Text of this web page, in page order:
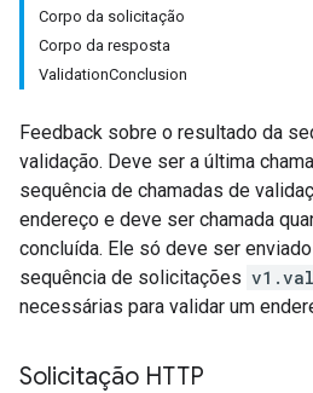
Corpo da solicitação
Corpo da resposta
ValidationConclusion
Feedback sobre o resultado da
validação. Deve ser a última
sequência de chamadas de
endereço e deve ser chamada
concluída. Ele só deve ser
sequência de solicitações
necessárias para validar um
Solicitação HTTP